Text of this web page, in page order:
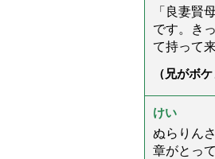
「良妻賢
です。き
て持って
（兄がボ
けい
ぬらりん
章がとっ